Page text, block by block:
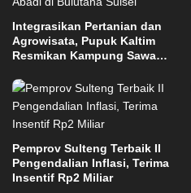
Integrasikan Pertanian dan
Agrowisata, Pupuk Kaltim
Resmikan Kampung Sawah
Pemprov Sulteng Terbaik II
Pengendalian Inflasi, Terima
Insentif Rp2 Miliar